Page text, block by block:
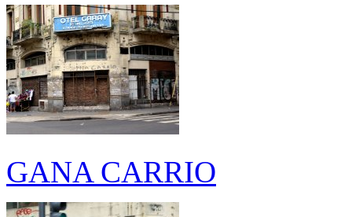
GANA CARRIO